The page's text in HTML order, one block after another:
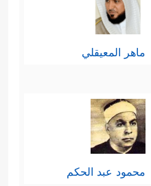
ماهر المعيقلي
محمود عبد الحكم